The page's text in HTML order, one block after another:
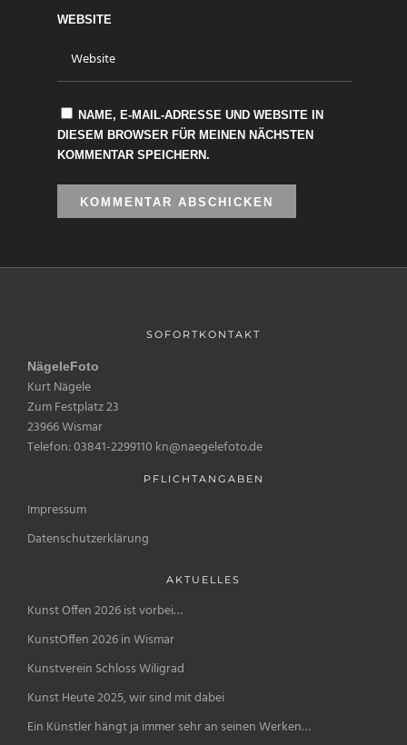
WEBSITE
NAME, E-MAIL-ADRESSE UND WEBSITE IN
DIESEM BROWSER FÜR MEINEN NÄCHSTEN
KOMMENTAR SPEICHERN.
SOFORTKONTAKT
NägeleFoto
Kurt Nägele
Zum Festplatz 23
23966 Wismar
Telefon: 03841-2299110 kn@naegelefoto.de
PFLICHTANGABEN
Impressum
Datenschutzerklärung
AKTUELLES
Kunst Offen 2026 ist vorbei…
KunstOffen 2026 in Wismar
Kunstverein Schloss Wiligrad
Kunst Heute 2025, wir sind mit dabei
Ein Künstler hängt ja immer sehr an seinen Werken…